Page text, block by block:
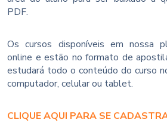
PDF.
Os cursos disponíveis em nossa
online e estão no formato de
estudará todo o conteúdo do curso
computador, celular ou tablet.
CLIQUE AQUI PARA SE